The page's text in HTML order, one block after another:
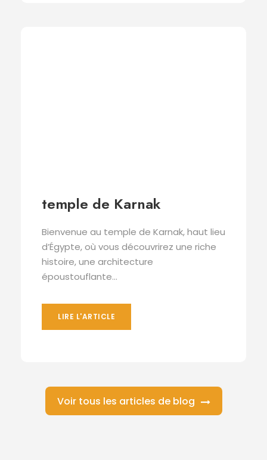
temple de Karnak
Bienvenue au temple de Karnak, haut lieu
d’Égypte, où vous découvrirez une riche
histoire, une architecture
époustouflante...
LIRE L'ARTICLE
Voir tous les articles de blog